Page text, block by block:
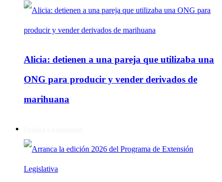
Alicia: detienen a una pareja que utilizaba una
ONG para producir y vender derivados de
marihuana